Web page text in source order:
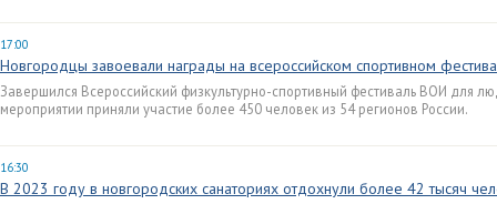
17:00
Новгородцы завоевали награды на всероссийском спортивном
Завершился Всероссийский физкультурно-спортивный фестиваль ВОИ для
мероприятии приняли участие более 450 человек из 54 регионов России.
16:30
В 2023 году в новгородских санаториях отдохнули более 42 тысяч